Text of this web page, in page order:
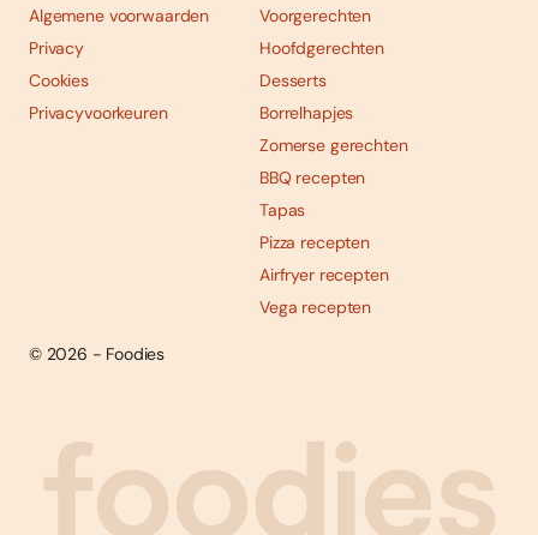
Abonneren
Bestellen
Algemene voorwaarden
Privacy
Cookies
Privacyvoorkeuren
Voorgerechten
Hoofdgerechten
Desserts
Borrelhapjes
Zomerse gerechten
BBQ recepten
Tapas
Pizza recepten
Airfryer recepten
Vega recepten
© 2026 - Foodies